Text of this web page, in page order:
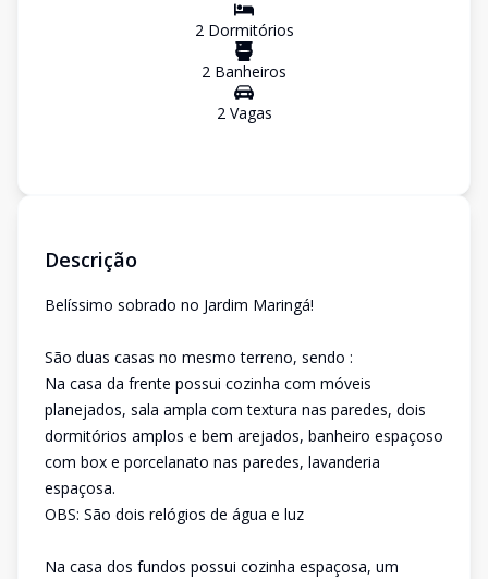
2Dormitórios
2 Banheiros
2Vagas
Descrição
Belíssimo sobrado no Jardim Maringá!
São duas casas no mesmo terreno, sendo :
Na casa da frente possui cozinha com móveis
planejados, sala ampla com textura nas paredes, dois
dormitórios amplos e bem arejados, banheiro espaçoso
com box e porcelanato nas paredes, lavanderia
espaçosa.
OBS: São dois relógios de água e luz
Na casa dos fundos possui cozinha espaçosa, um